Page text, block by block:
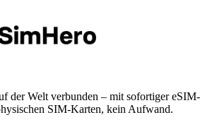
der Welt verbunden – mit sofortiger eSIM-
SIM-Karten, kein Aufwand.